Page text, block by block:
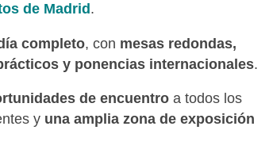
de Madrid .
completo, con mesas redondas,
y ponencias internacionales.
de encuentroa todos los
y una amplia zona de exposición